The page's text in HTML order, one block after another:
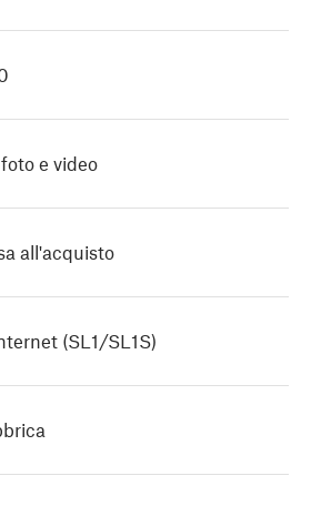
e video
all'acquisto
(SL1/SL1S)